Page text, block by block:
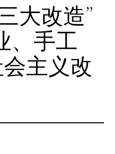
大改造”
、手工
主义改